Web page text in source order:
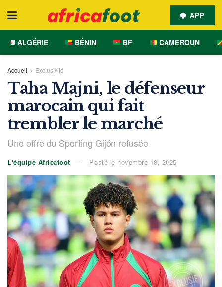
APP
ALGÉRIE BÉNIN BF CAMEROUN
Accueil Exclusivité
Taha Majni, le défenseur
marocain qui fait
trembler le marché
Une offre du Sporting Gijón refusée
L'équipe Africafoot Posté le novembre 18, 2025